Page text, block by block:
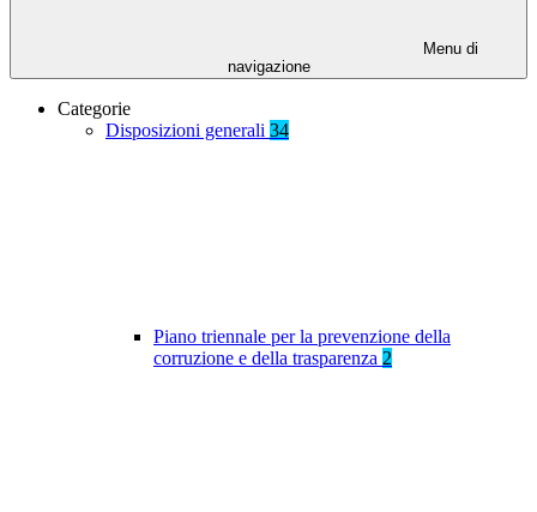
Menu di
navigazione
Categorie
Disposizioni generali 34
Piano triennale per la prevenzione della
corruzione e della trasparenza 2